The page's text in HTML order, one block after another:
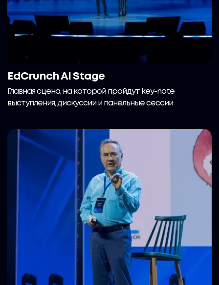
EdCrunch AI Stage
Главная сцена, на которой пройдут key-note
выступления, дискуссии и панельные сессии